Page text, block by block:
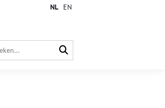
NL EN